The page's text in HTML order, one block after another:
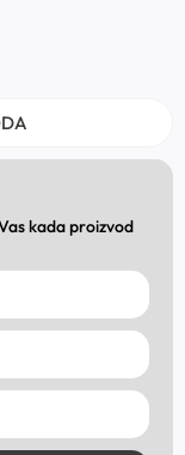
kada proizvod